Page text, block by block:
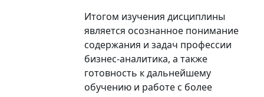
Итогом изучения дисциплины
является осознанное понимание
содержания и задач профессии
бизнес-аналитика, а также
готовность к дальнейшему
обучению и работе с более